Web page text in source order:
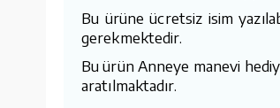
Bu ürüne ücretsiz isim
gerekmektedir.
Bu ürün Anneye manevi
aratılmaktadır.